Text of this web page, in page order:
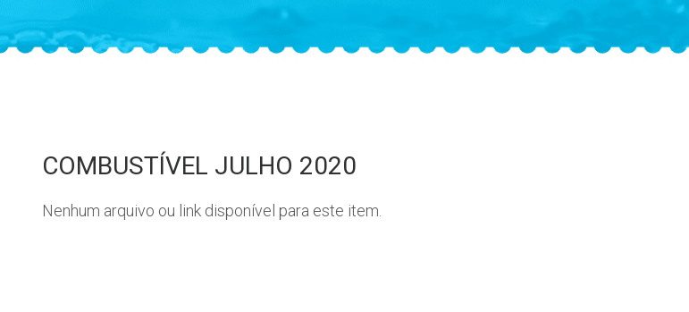
COMBUSTÍVEL JULHO 2020
Nenhum arquivo ou link disponível para este item.